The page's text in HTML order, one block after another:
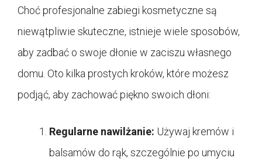
Choć profesjonalne zabiegi kosmetyczne są
niewątpliwie skuteczne, istnieje wiele sposobów,
aby zadbać o swoje dłonie w zaciszu własnego
domu. Oto kilka prostych kroków, które możesz
podjąć, aby zachować piękno swoich dłoni:
Regularne nawilżanie: Używaj kremów i
balsamów do rąk, szczególnie po umyciu